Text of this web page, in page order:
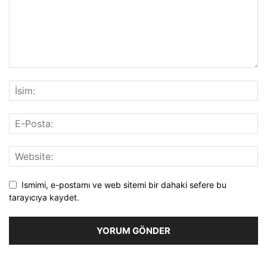
Ismimi, e-postamı ve web sitemi bir dahaki sefere bu
tarayıcıya kaydet.